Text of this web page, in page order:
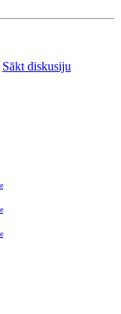
Sākt diskusiju